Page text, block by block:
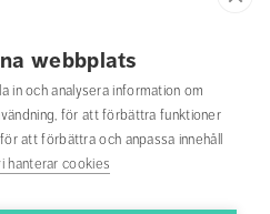
webbplats
in och analysera information om
för att förbättra funktioner
att förbättra och anpassa innehåll
hanterar cookies